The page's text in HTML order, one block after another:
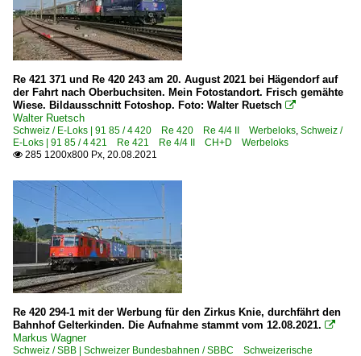
Re 421 371 und Re 420 243 am 20. August 2021 bei Hägendorf auf
der Fahrt nach Oberbuchsiten. Mein Fotostandort. Frisch gemähte
Wiese. Bildausschnitt Fotoshop. Foto: Walter Ruetsch 
Walter Ruetsch
Schweiz / E-Loks | 91 85 / 4 420 Re 420 Re 4/4 II Werbeloks, Schweiz /
E-Loks | 91 85 / 4 421 Re 421 Re 4/4 II CH+D Werbeloks
 285 1200x800 Px, 20.08.2021
Re 420 294-1 mit der Werbung für den Zirkus Knie, durchfährt den
Bahnhof Gelterkinden. Die Aufnahme stammt vom 12.08.2021. 
Markus Wagner
Schweiz / SBB | Schweizer Bundesbahnen / SBBC Schweizerische